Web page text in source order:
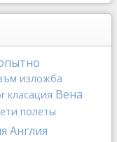
изложба
класация Вена
полеты
Англия